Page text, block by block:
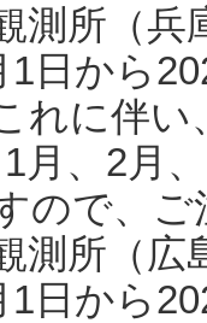
測所（
1日から
れに伴い
月、2月
ので、
測所（
1日から